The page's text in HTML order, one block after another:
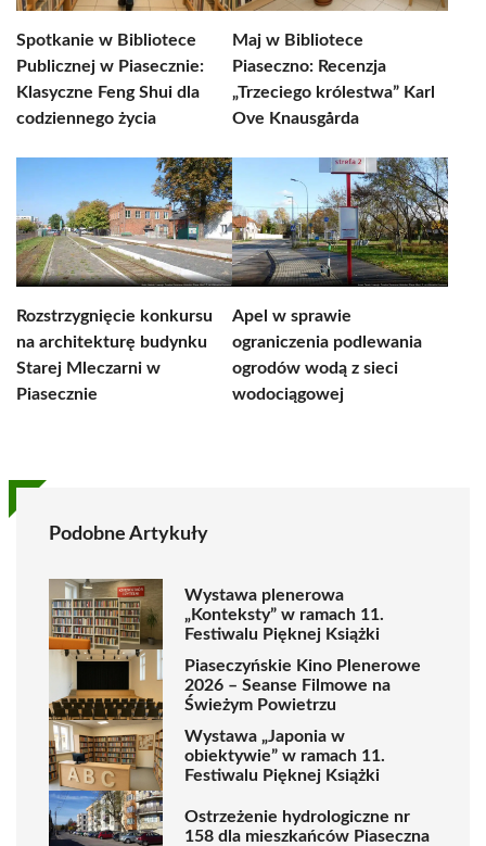
Spotkanie w Bibliotece
Publicznej w Piasecznie:
Klasyczne Feng Shui dla
codziennego życia
Maj w Bibliotece
Piaseczno: Recenzja
„Trzeciego królestwa” Karl
Ove Knausgårda
Rozstrzygnięcie konkursu
na architekturę budynku
Starej Mleczarni w
Piasecznie
Apel w sprawie
ograniczenia podlewania
ogrodów wodą z sieci
wodociągowej
Podobne Artykuły
Wystawa plenerowa
„Konteksty” w ramach 11.
Festiwalu Pięknej Książki
Piaseczyńskie Kino Plenerowe
2026 – Seanse Filmowe na
Świeżym Powietrzu
Wystawa „Japonia w
obiektywie” w ramach 11.
Festiwalu Pięknej Książki
Ostrzeżenie hydrologiczne nr
158 dla mieszkańców Piaseczna